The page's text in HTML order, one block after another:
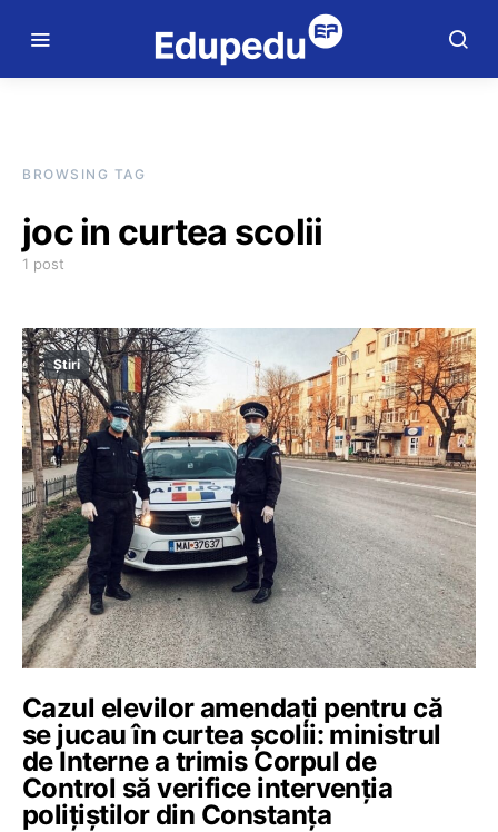
BROWSING TAG
joc in curtea scolii
1 post
Știri
Cazul elevilor amendați pentru că
se jucau în curtea școlii: ministrul
de Interne a trimis Corpul de
Control să verifice intervenția
polițiștilor din Constanța